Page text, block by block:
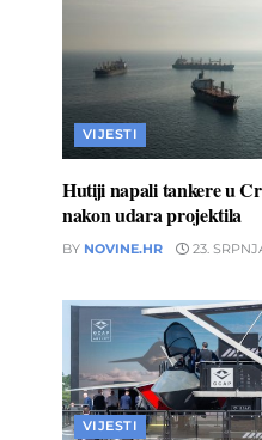
VIJESTI
Hutiji napali tankere u
nakon udara projektila
BY NOVINE.HR 23.
VIJESTI